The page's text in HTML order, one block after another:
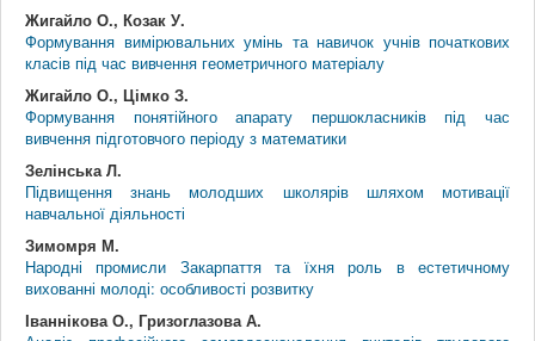
Жигайло О., Козак У.
Формування вимірювальних умінь та навичок учнів початкових
класів під час вивчення геометричного матеріалу
Жигайло О., Цімко З.
Формування понятійного апарату першокласників під час
вивчення підготовчого періоду з математики
Зелінська Л.
Підвищення знань молодших школярів шляхом мотивації
навчальної діяльності
Зимомря М.
Народні промисли Закарпаття та їхня роль в естетичному
вихованні молоді: особливості розвитку
Іваннікова О., Гризоглазова А.